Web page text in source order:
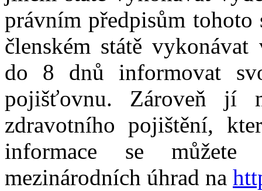
právním předpisům
členském státě
do 8 dnů informovat
pojišťovnu. Zároveň jí
zdravotního pojištění,
informace se
mezinárodních úhrad na